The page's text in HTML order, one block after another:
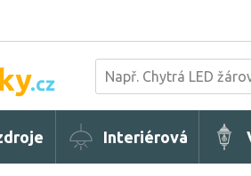
Interiérová